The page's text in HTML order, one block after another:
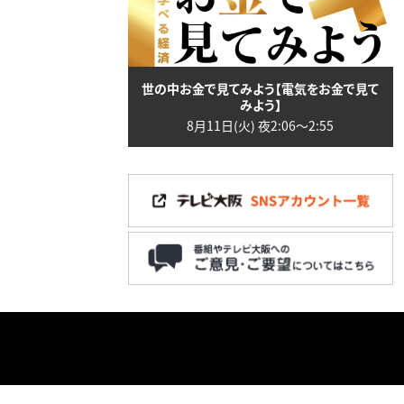
世の中お金で見てみよう【電気をお金で見て
みよう】
8月11日(火) 夜2:06〜2:55